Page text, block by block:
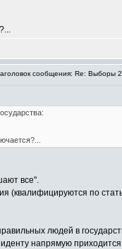
сообщения: Re: Выборы
все".
(квалифицируются по
людей в
напрямую